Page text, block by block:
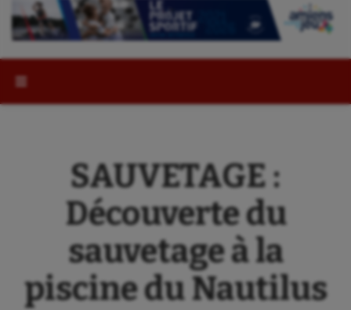
SAUVETAGE :
Découverte du
sauvetage à la
piscine du Nautilus